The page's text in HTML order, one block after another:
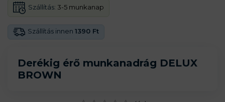
Derékig érő munkanadrág DELUX
BROWN
Szállítás innen 1390 Ft
Szállítás: 3-5 munkanap